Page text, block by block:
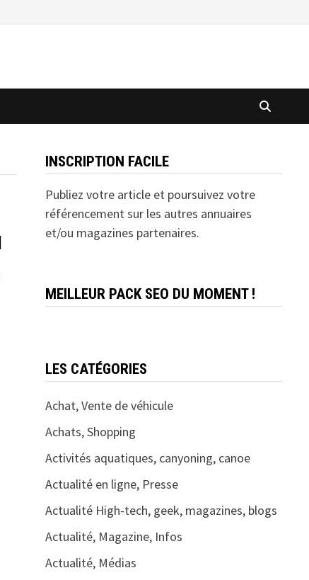
INSCRIPTION FACILE
Publiez votre article et poursuivez votre
référencement sur les autres annuaires
et/ou magazines partenaires.
MEILLEUR PACK SEO DU MOMENT !
LES CATÉGORIES
Achat, Vente de véhicule
Achats, Shopping
Activités aquatiques, canyoning, canoe
Actualité en ligne, Presse
Actualité High-tech, geek, magazines, blogs
Actualité, Magazine, Infos
Actualité, Médias